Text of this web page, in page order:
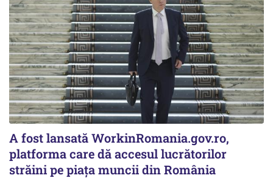
A fost lansată WorkinRomania.gov.ro,
platforma care dă accesul lucrătorilor
străini pe piața muncii din România